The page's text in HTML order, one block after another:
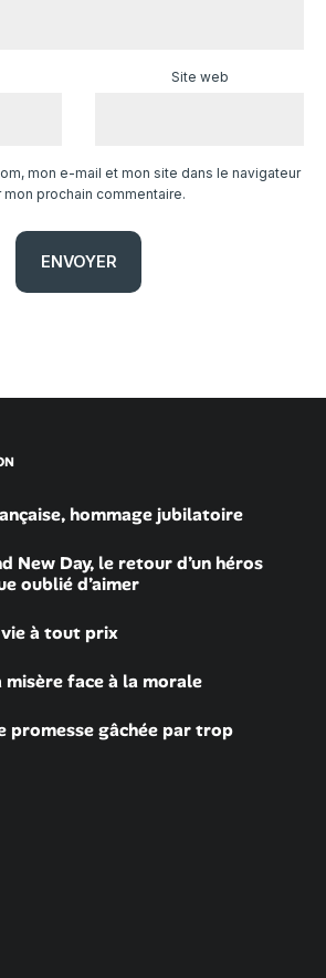
Site web
mon e-mail et mon site dans le navigateur
mon prochain commentaire.
hommage jubilatoire
New Day, le retour d’un héros
oublié d’aimer
vie à tout prix
misère face à la morale
promesse gâchée par trop